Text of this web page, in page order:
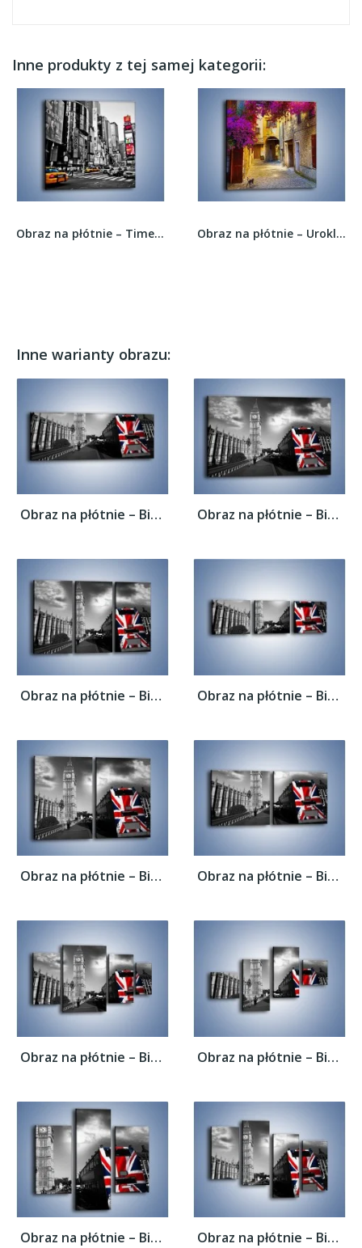
Inne produkty z tej samej kategorii:
Obraz na płótnie – Times Square w godzinach... Obraz na płótnie – Urokliwa uliczka na...
Inne warianty obrazu:
Obraz na płótnie – Big Ben i autobus z... Obraz na płótnie – Big Ben i autobus z...
Obraz na płótnie – Big Ben i autobus z... Obraz na płótnie – Big Ben i autobus z...
Obraz na płótnie – Big Ben i autobus z... Obraz na płótnie – Big Ben i autobus z...
Obraz na płótnie – Big Ben i autobus z... Obraz na płótnie – Big Ben i autobus z...
Obraz na płótnie – Big Ben i autobus z... Obraz na płótnie – Big Ben i autobus z...